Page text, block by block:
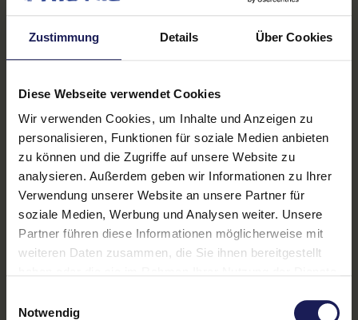
Zustimmung Details Über Cookies
Diese Webseite verwendet Cookies
Wir verwenden Cookies, um Inhalte und Anzeigen zu
personalisieren, Funktionen für soziale Medien anbieten
zu können und die Zugriffe auf unsere Website zu
analysieren. Außerdem geben wir Informationen zu Ihrer
Verwendung unserer Website an unsere Partner für
soziale Medien, Werbung und Analysen weiter. Unsere
Partner führen diese Informationen möglicherweise mit
weiteren Daten zusammen, die Sie ihnen bereitgestellt
Notwendig
Widerspruchs- und Beseitigungsmöglichkeit
Der Nutzer hat jederzeit die Möglichkeit, seine
personenbezogenen Daten zu widerrufen.
Nimmt der Nutzer per E-Mail Kontakt mit uns
auf, so kann er der Speicherung seiner
personenbezogenen Daten jederzeit
widersprechen. In einem solchen Fall kann die
Konversation nicht fortgeführt werden.
Der Nutzer kann der Verarbeitung seiner Daten
durch E-Mail oder auf postalischem Wege
die im Zuge der Kontaktaufnahme gespeichert